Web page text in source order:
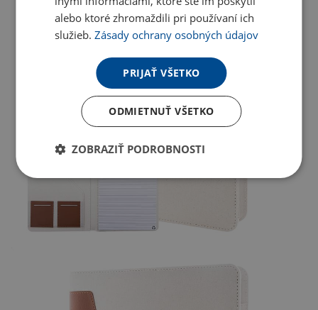
alebo ktoré zhromaždili pri používaní ich
služieb.Zásady ochrany osobných údajov
PRIJAŤ VŠETKO
ODMIETNUŤ VŠETKO
ZOBRAZIŤ PODROBNOSTI